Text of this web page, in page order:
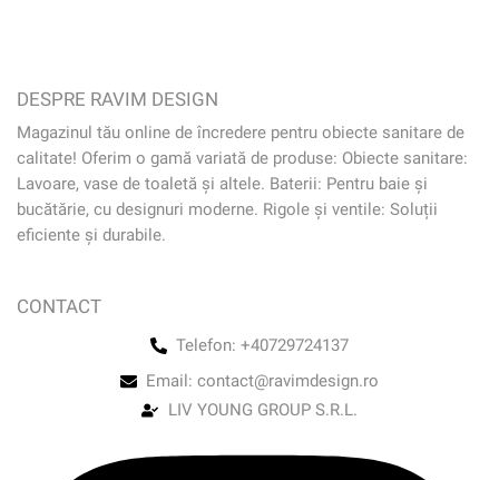
DESPRE RAVIM DESIGN
Magazinul tău online de încredere pentru obiecte sanitare de
calitate! Oferim o gamă variată de produse: Obiecte sanitare:
Lavoare, vase de toaletă și altele. Baterii: Pentru baie și
bucătărie, cu designuri moderne. Rigole și ventile: Soluții
eficiente și durabile.
CONTACT
Telefon: +40729724137
Email: contact@ravimdesign.ro
LIV YOUNG GROUP S.R.L.